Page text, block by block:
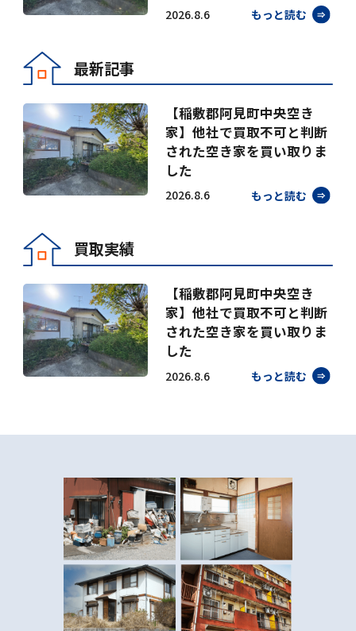
2026.8.6 もっと読む
最新記事
【稲敷郡阿見町中央空き
家】他社で買取不可と判断
された空き家を買い取りま
した
2026.8.6 もっと読む
買取実績
【稲敷郡阿見町中央空き
家】他社で買取不可と判断
された空き家を買い取りま
した
2026.8.6 もっと読む